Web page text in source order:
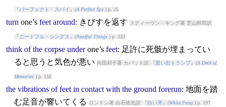
『パーフェクト・スパイ 』(A Perfect Spy) p. 25
turn one’s feet around: きびすを返す スティーヴン・キング著 芝山幹郎訳
『 ニードフル・シングス 』(Needful Things) p. 233
think of the corpse underone’s feet: 足許に死骸が埋まってい
ると思うと気色が悪い 向田邦子著 カバット訳 『思い出トランプ』(A Deck of
Memories) p. 158
the vibrations of feet in contact with the ground forerun: 地面を踏
む足音が響いてくる
ロンドン著 白石佑光訳 『白い牙』(White Fang) p. 197